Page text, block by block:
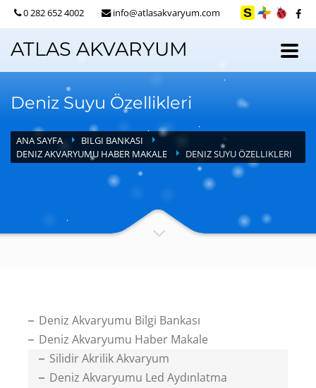
0 282 652 4002 info@atlasakvaryum.com
ATLAS AKVARYUM
Deniz Suyu Özellikleri
ANA SAYFA
BILGI BANKASI
DENIZ AKVARYUMU HABER MAKALE
DENIZ SUYU ÖZELLIKLERI
Deniz Akvaryumu Bilgi Bankası
Deniz Akvaryumu Haber Makale
Silidir Akrilik Akvaryum
Deniz Akvaryumu Led Aydınlatma